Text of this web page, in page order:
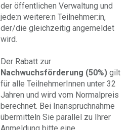
der öffentlichen Verwaltung und
jede:n weitere:n Teilnehmer:in,
der/die gleichzeitig angemeldet
wird.
Der Rabatt zur
Nachwuchsförderung (50%) gilt
für alle TeilnehmerInnen unter 32
Jahren und wird vom Normalpreis
berechnet. Bei Inanspruchnahme
übermitteln Sie parallel zu Ihrer